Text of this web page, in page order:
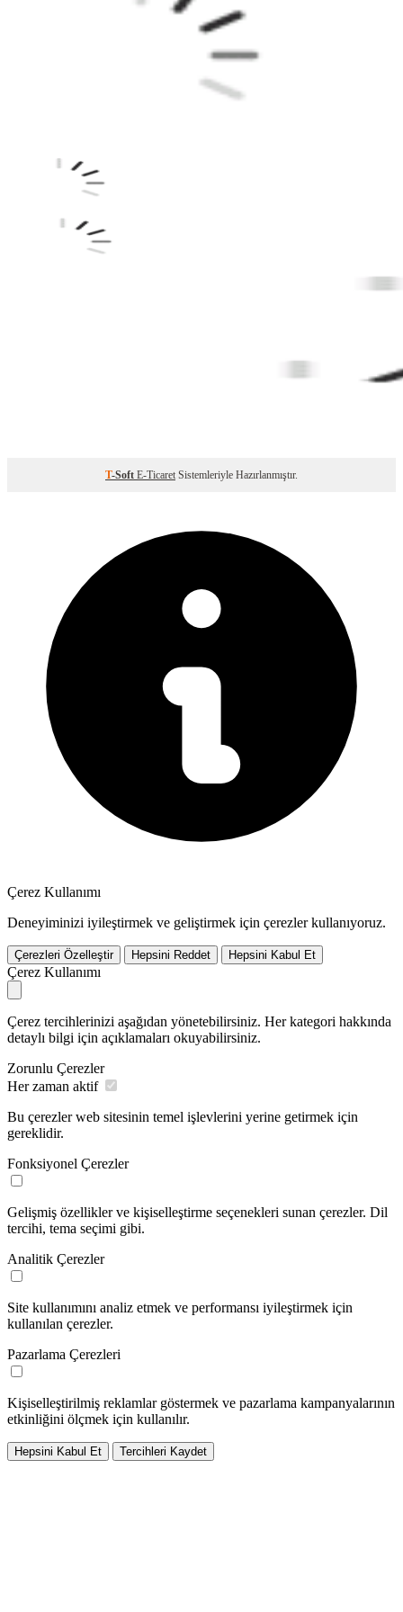
T-Soft E-Ticaret Sistemleriyle Hazırlanmıştır.
Çerez Kullanımı
Deneyiminizi iyileştirmek ve geliştirmek için çerezler kullanıyoruz.
Çerezleri Özelleştir Hepsini Reddet Hepsini Kabul Et
Çerez Kullanımı
Çerez tercihlerinizi aşağıdan yönetebilirsiniz. Her kategori hakkında
detaylı bilgi için açıklamaları okuyabilirsiniz.
Zorunlu Çerezler
Her zaman aktif
Bu çerezler web sitesinin temel işlevlerini yerine getirmek için
gereklidir.
Fonksiyonel Çerezler
Gelişmiş özellikler ve kişiselleştirme seçenekleri sunan çerezler. Dil
tercihi, tema seçimi gibi.
Analitik Çerezler
Site kullanımını analiz etmek ve performansı iyileştirmek için
kullanılan çerezler.
Pazarlama Çerezleri
Kişiselleştirilmiş reklamlar göstermek ve pazarlama kampanyalarının
etkinliğini ölçmek için kullanılır.
Hepsini Kabul Et Tercihleri Kaydet